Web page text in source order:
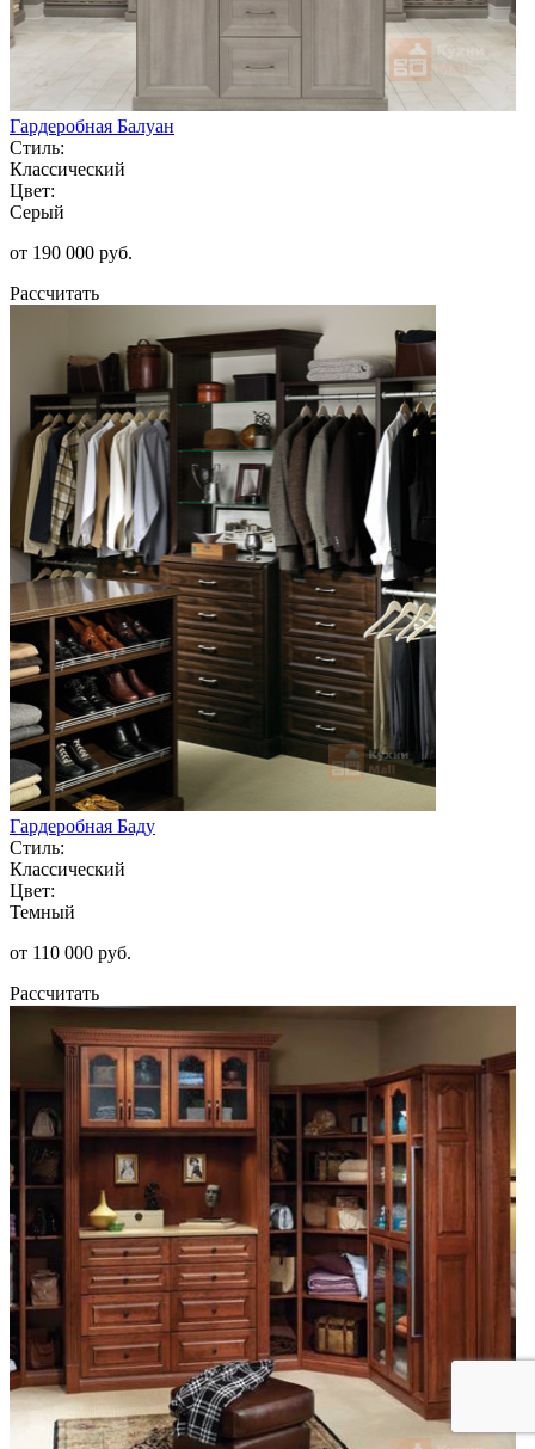
Гардеробная Балуан
Стиль:
Классический
Цвет:
Серый
от 190 000 руб.
Рассчитать
Гардеробная Баду
Стиль:
Классический
Цвет:
Темный
от 110 000 руб.
Рассчитать